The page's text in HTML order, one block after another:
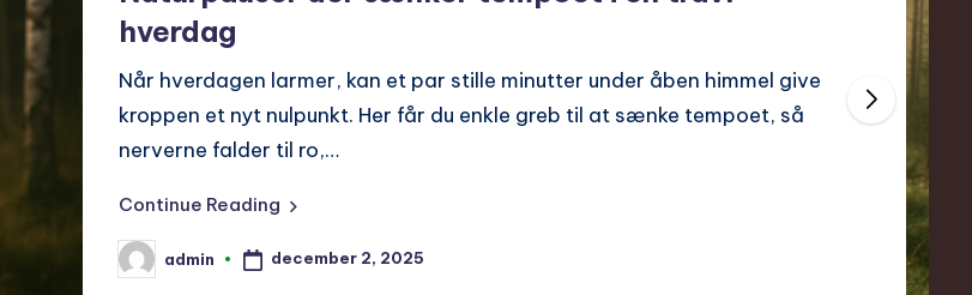
hverdag
Når hverdagen larmer, kan et par stille minutter under åben himmel give
kroppen et nyt nulpunkt. Her får du enkle greb til at sænke tempoet, så
nerverne falder til ro,…
Continue Reading
Posted
by
admin december 2, 2025